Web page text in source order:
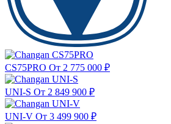
CS75PRO От 2 775 000 ₽
UNI-S От 2 849 900 ₽
UNI-V От 3 499 900 ₽